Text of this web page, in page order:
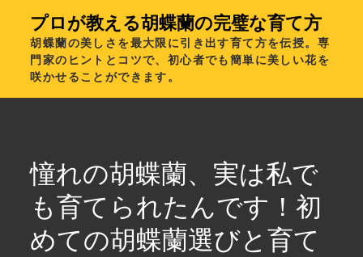
content
プロが教える胡蝶蘭の完璧な育て方
胡蝶蘭の美しさを最大限に引き出す育て方を伝授。専
門家のヒントとコツで、初心者でも簡単に美しい花を
咲かせることができます。
憧れの胡蝶蘭、実は私で
も育てられたんです！初
めての胡蝶蘭選びと育て